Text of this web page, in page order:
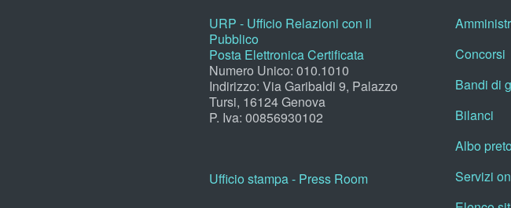
URP - Ufficio Relazioni con il
Pubblico
Posta Elettronica Certificata
Numero Unico: 010.1010
Indirizzo: Via Garibaldi 9, Palazzo
Tursi, 16124 Genova
P. Iva: 00856930102
Ufficio stampa - Press Room
Concorsi
Bandi di
Bilanci
Albo
Servizi